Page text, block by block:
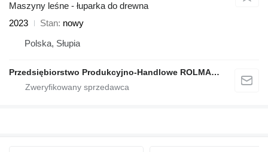
Maszyny leśne - łuparka do drewna
2023
Stan nowy
Polska, Słupia
Przedsiębiorstwo Produkcyjno-Handlowe ROLMAPOL Marcin Dziekan